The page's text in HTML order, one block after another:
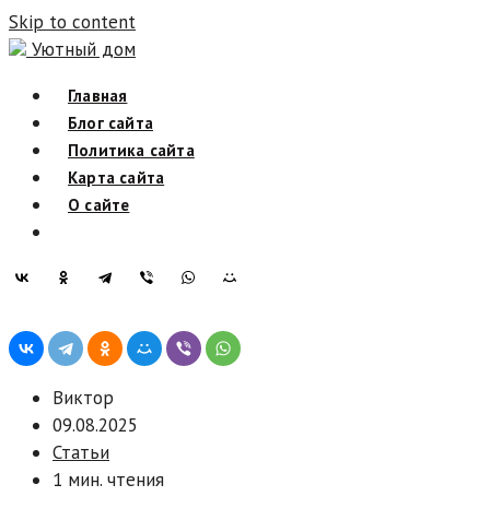
Skip to content
Уютный дом
Главная
Блог сайта
Политика сайта
Карта сайта
О сайте
Виктор
09.08.2025
Статьи
1 мин. чтения